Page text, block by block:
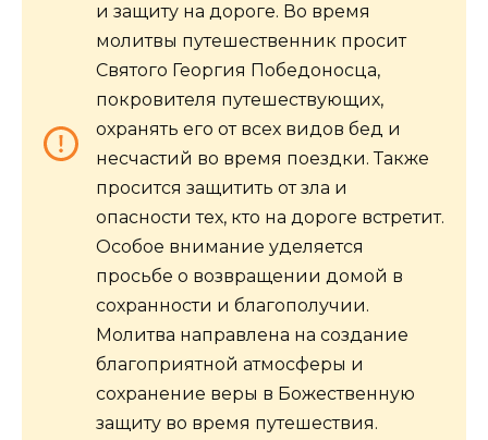
и защиту на дороге. Во время
молитвы путешественник просит
Святого Георгия Победоносца,
покровителя путешествующих,
охранять его от всех видов бед и
несчастий во время поездки. Также
просится защитить от зла и
опасности тех, кто на дороге встретит.
Особое внимание уделяется
просьбе о возвращении домой в
сохранности и благополучии.
Молитва направлена на создание
благоприятной атмосферы и
сохранение веры в Божественную
защиту во время путешествия.